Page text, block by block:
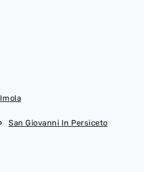
Imola
San Giovanni In Persiceto